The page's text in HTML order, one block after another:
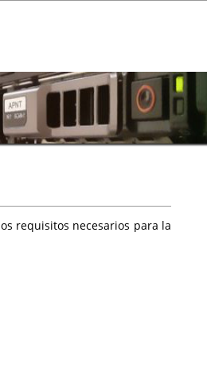
requisitos necesarios para la